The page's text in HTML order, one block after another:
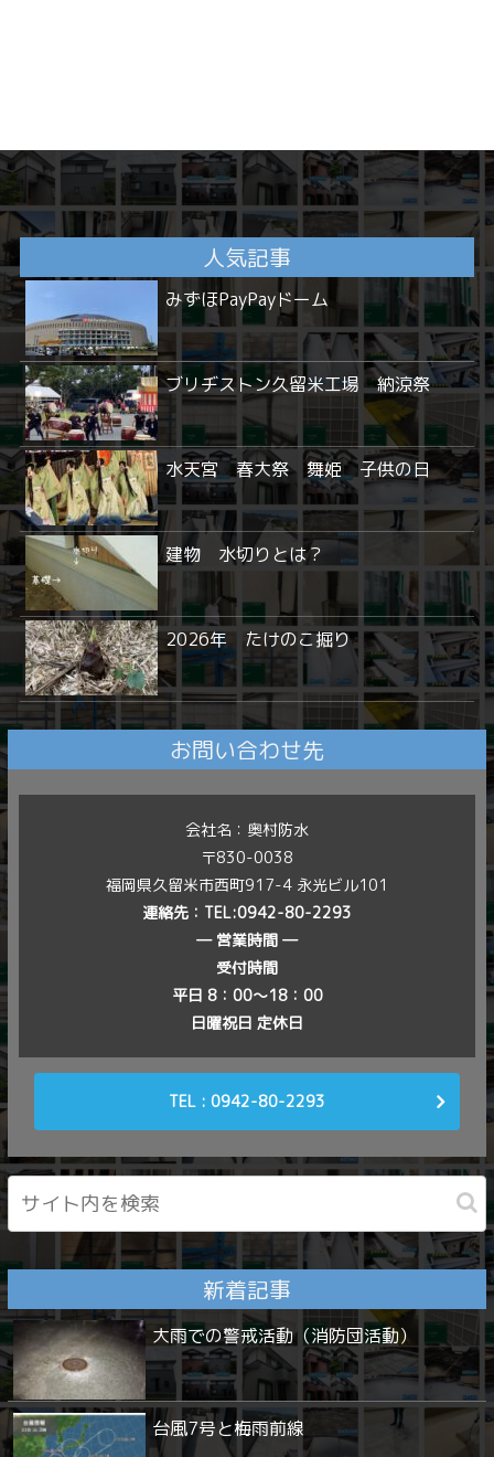
人気記事
みずほPayPayドーム
ブリヂストン久留米工場 納涼祭
水天宮 春大祭 舞姫 子供の日
建物 水切りとは？
2026年 たけのこ掘り
お問い合わせ先
会社名：奥村防水
〒830-0038
福岡県久留米市西町917-4 永光ビル101
連絡先： TEL:0942-80-2293
― 営業時間 ―
受付時間
平日 8：00〜18：00
日曜祝日 定休日
TEL : 0942-80-2293
新着記事
大雨での警戒活動（消防団活動）
台風7号と梅雨前線